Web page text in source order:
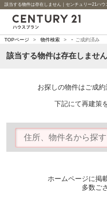
該当する物件は存在しません｜センチュリー21ハウ
TOPページ > 物件検索 > - ご成約済み
該当する物件は存在しません
お探しの物件はご成約
下記にて再建策
ホームページに掲
多数ご